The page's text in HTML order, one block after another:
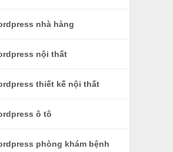
nhà hàng
nội thất
thiết kế nội thất
ô tô
phòng khám bệnh